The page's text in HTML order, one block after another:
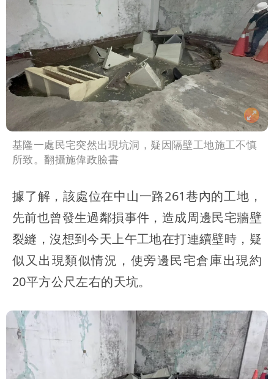
基隆一處民宅突然出現坑洞，疑因隔壁工地施工不慎
所致。翻攝施偉政臉書
據了解，該處位在中山一路261巷內的工地，
先前也曾發生過鄰損事件，造成周邊民宅牆壁
裂縫，沒想到今天上午工地在打連續壁時，疑
似又出現類似情況，使旁邊民宅倉庫出現約
20平方公尺左右的天坑。